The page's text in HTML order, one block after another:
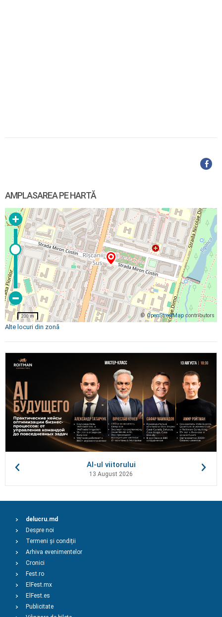
AMPLASAREA PE HARTĂ
©OpenStreetMap contributors
200 m
Alte locuri din zonă
AI-ul viitorului
13 August 2026
delucru.md
Despre noi
Termeni și condiții
Arhiva evenimentelor
Cronici
Fest.ro
ElFest.mx
ElFest.es
Publicitate